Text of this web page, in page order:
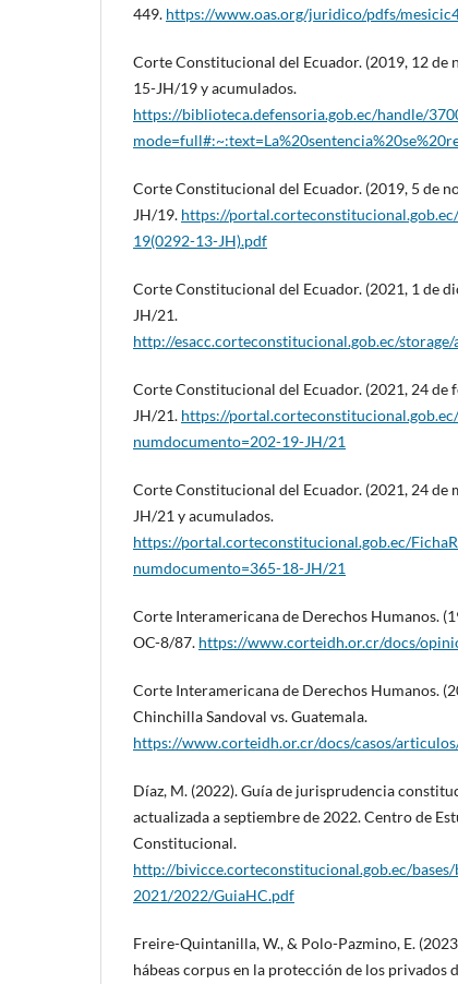
449. https://www.oas.org/juridico/pdfs/
Corte Constitucional del Ecuador. (2019, 12 de
15-JH/19 y acumulados.
https://biblioteca.defensoria.gob.ec/handle/
Corte Constitucional del Ecuador. (2019, 5 de
JH/19. https://
19(0292-13-JH).pdf
Corte Constitucional del Ecuador. (2021, 1 de
JH/21.
http://esacc.corteconstitucional.gob.ec/
Corte Constitucional del Ecuador. (2021, 24 de
JH/21. https://
numdocumento=202-19-JH/21
Corte Constitucional del Ecuador. (2021, 24 de
JH/21 y acumulados.
https://portal.corteconstitucional.gob.ec/
numdocumento=365-18-JH/21
Corte Interamericana de Derechos Humanos.
OC-8/87. https://www.corteidh.or.cr/docs/
Corte Interamericana de Derechos Humanos.
Chinchilla Sandoval vs. Guatemala.
https://www.corteidh.or.cr/docs/casos/
Díaz, M. (2022). Guía de jurisprudencia
actualizada a septiembre de 2022. Centro de
Constitucional.
http://bivicce.corteconstitucional.gob.ec/
2021/2022/GuiaHC.pdf
Freire-Quintanilla, W., & Polo-Pazmino, E.
hábeas corpus en la protección de los privados